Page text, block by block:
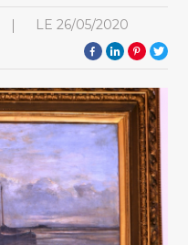
LE 26/05/2020